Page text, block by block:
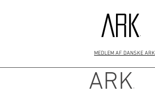
ARK +
MEDLEM AF DANSKE ARK
ARK +